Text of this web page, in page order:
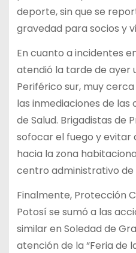
deporte, sin que se
gravedad para socios y
En cuanto a incidentes
atendió la tarde de ayer
Periférico sur, muy
las inmediaciones de las
de Salud. Brigadistas de
sofocar el fuego y evitar
hacia la zona
centro administrativo de
Finalmente, Protección
Potosí se sumó a las
similar en Soledad de
atención de la “Feria de